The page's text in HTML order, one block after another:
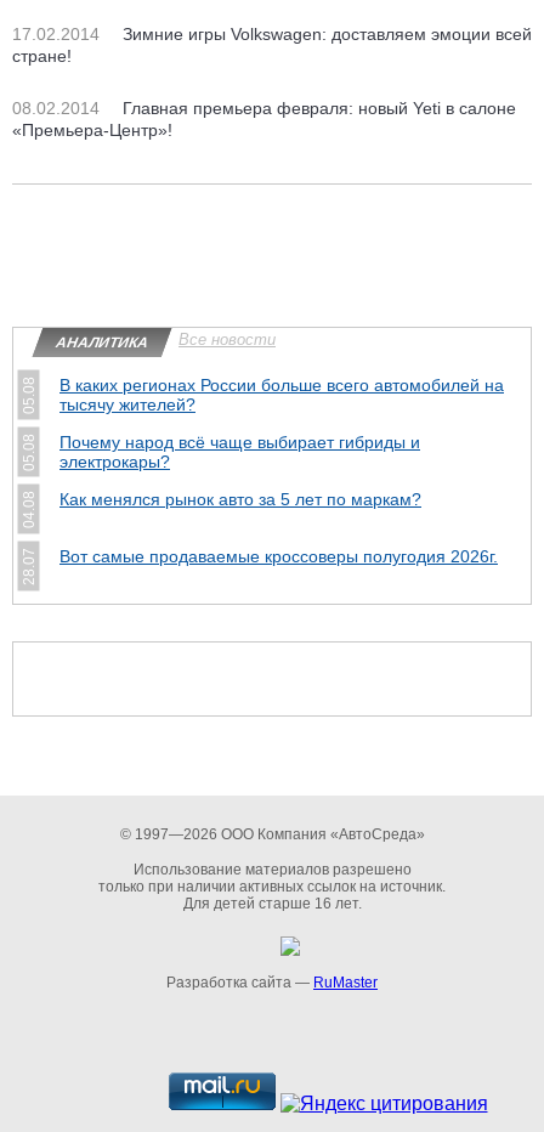
17.02.2014
Зимние игры Volkswagen: доставляем эмоции всей
стране!
08.02.2014
Главная премьера февраля: новый Yeti в салоне
«Премьера-Центр»!
АНАЛИТИКА Все новости
05.08
В каких регионах России больше всего автомобилей на
тысячу жителей?
05.08
Почему народ всё чаще выбирает гибриды и
электрокары?
04.08 Как менялся рынок авто за 5 лет по маркам?
28.07 Вот самые продаваемые кроссоверы полугодия 2026г.
© 1997—2026 ООО Компания «АвтоСреда»
Использование материалов разрешено
только при наличии активных ссылок на источник.
Для детей старше 16 лет.
Разработка сайта — RuMaster